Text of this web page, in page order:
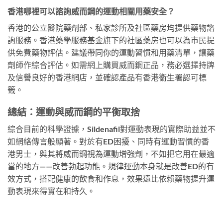
香港哪裡可以諮詢威而鋼的運動相關用藥安全？
香港的公立醫院藥劑部、私家診所及社區藥房均提供藥物諮
詢服務。香港藥學服務基金旗下的社區藥房也可以為市民提
供免費藥物評估。建議帶同你的運動習慣和用藥清單，讓藥
劑師作綜合評估。如需網上購買威而鋼正品，務必選擇持牌
及信譽良好的香港網店，並確認產品有香港衞生署認可標
籤。
總結：運動與威而鋼的平衡取捨
綜合目前的科學證據，Sildenafil對運動表現的實際助益並不
如網絡傳言般顯著。對於有ED困擾、同時有運動習慣的香
港男士，與其將威而鋼視為運動增強劑，不如把它用在最適
當的地方——改善勃起功能。規律運動本身就是改善ED的有
效方式，搭配健康的飲食和作息，效果遠比依賴藥物提升運
動表現來得實在和持久。